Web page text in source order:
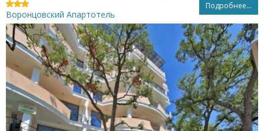
Подробнее...
Воронцовский Апартотель